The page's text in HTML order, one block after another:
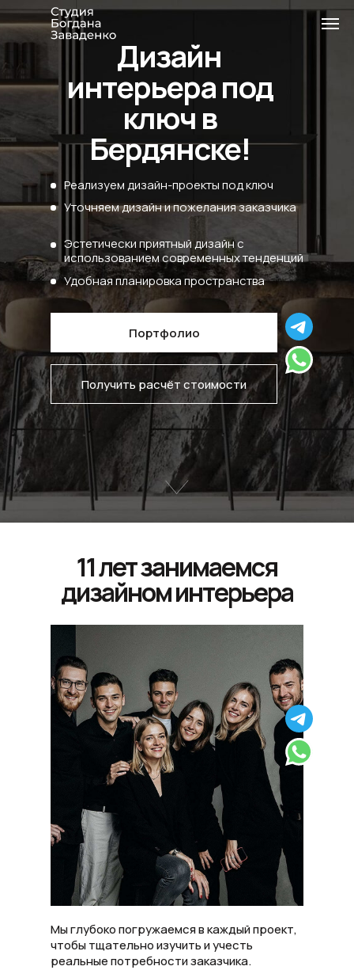
Дизайн
интерьера под
ключ в
Бердянске!
Реализуем дизайн-проекты под ключ
Уточняем дизайн и пожелания заказчика
Эстетически приятный дизайн с
использованием современных тенденций
Удобная планировка пространства
Портфолио
Получить расчёт стоимости
11 лет занимаемся
дизайном интерьера
Мы глубоко погружаемся в каждый проект,
чтобы тщательно изучить и учесть
реальные потребности заказчика.